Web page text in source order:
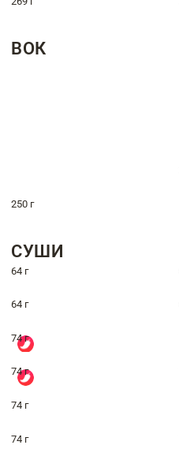
ВОК
250 г
СУШИ
64 г
64 г
74 г
74 г
74 г
74 г